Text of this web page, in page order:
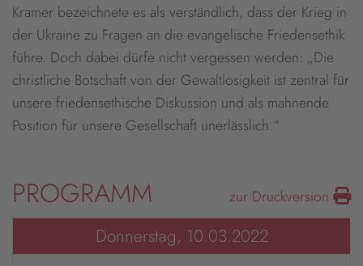
Kramer bezeichnete es als verständlich, dass der Krieg in
der Ukraine zu Fragen an die evangelische Friedensethik
führe. Doch dabei dürfe nicht vergessen werden: „Die
christliche Botschaft von der Gewaltlosigkeit ist zentral für
unsere friedensethische Diskussion und als mahnende
Position für unsere Gesellschaft unerlässlich.“
PROGRAMM zur Druckversion
Donnerstag, 10.03.2022